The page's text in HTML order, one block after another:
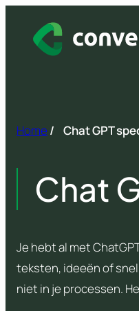
Home / Chat GPT
Chat
Je hebt al met
teksten, ideeën of
niet in je processen.